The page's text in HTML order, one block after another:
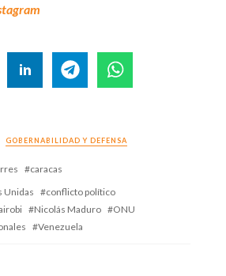
GOBERNABILIDAD Y DEFENSA
caracas
Unidas
conflicto político
Nicolás Maduro
ONU
Venezuela